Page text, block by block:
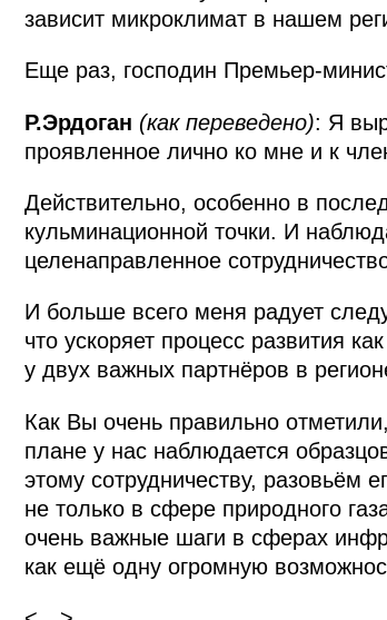
зависит микроклимат в нашем
Еще раз, господин Премьер-
Р.Эрдоган (как переведено): Я
проявленное лично ко мне и к
Действительно, особенно в
кульминационной точки. И
целенаправленное
И больше всего меня радует
что ускоряет процесс развития
у двух важных партнёров в
Как Вы очень правильно
плане у нас наблюдается
этому сотрудничеству, разовьём
не только в сфере природного
очень важные шаги в сферах
как ещё одну огромную